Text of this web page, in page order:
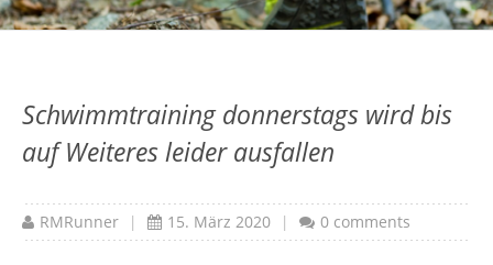
Schwimmtraining donnerstags wird bis
auf Weiteres leider ausfallen
RMRunner | 15. März 2020 | 0 comments